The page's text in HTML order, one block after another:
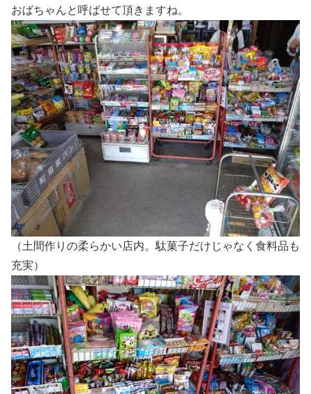
おばちゃんと呼ばせて頂きますね。
（土間作りの柔らかい店内。駄菓子だけじゃなく食料品も
充実）